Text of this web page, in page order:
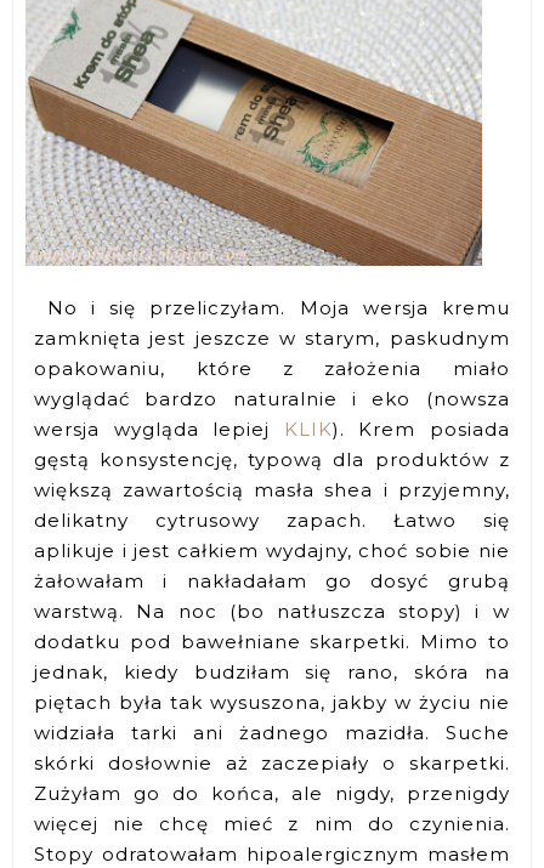
No i się przeliczyłam. Moja wersja kremu
zamknięta jest jeszcze w starym, paskudnym
opakowaniu, które z założenia miało
wyglądać bardzo naturalnie i eko (nowsza
wersja wygląda lepiej
KLIK). Krem posiada
gęstą konsystencję, typową dla produktów z
większą zawartością masła shea i przyjemny,
delikatny cytrusowy zapach. Łatwo się
aplikuje i jest całkiem wydajny, choć sobie nie
żałowałam i nakładałam go dosyć grubą
warstwą. Na noc (bo natłuszcza stopy) i w
dodatku pod bawełniane skarpetki. Mimo to
jednak, kiedy budziłam się rano, skóra na
piętach była tak wysuszona, jakby w życiu nie
widziała tarki ani żadnego mazidła. Suche
skórki dosłownie aż zaczepiały o skarpetki.
Zużyłam go do końca, ale nigdy, przenigdy
więcej nie chcę mieć z nim do czynienia.
Stopy odratowałam hipoalergicznym masłem